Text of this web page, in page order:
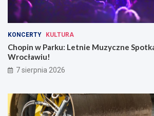
KONCERTY KULTURA
Chopin w Parku: Letnie Muzyczne
Wrocławiu!
7 sierpnia 2026